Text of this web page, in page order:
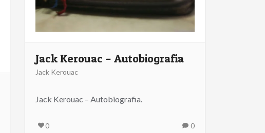
Jack Kerouac – Autobiografia
Jack Kerouac
Jack Kerouac – Autobiografia.
0 0